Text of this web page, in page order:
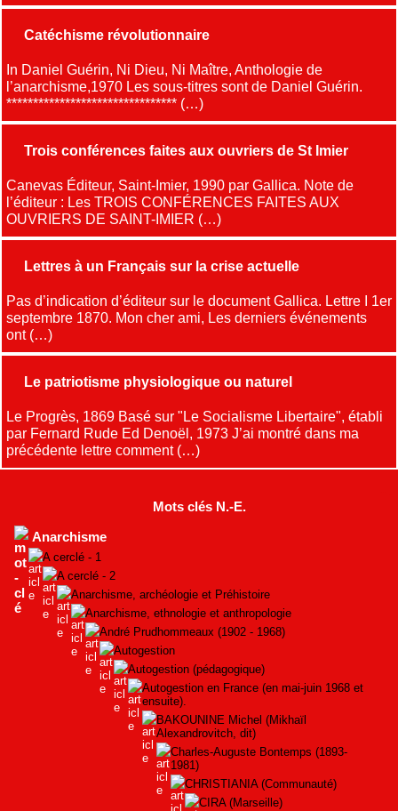
Catéchisme révolutionnaire
In Daniel Guérin, Ni Dieu, Ni Maître, Anthologie de
l’anarchisme,1970 Les sous-titres sont de Daniel Guérin.
******************************** (…)
Trois conférences faites aux ouvriers de St Imier
Canevas Éditeur, Saint-Imier, 1990 par Gallica. Note de
l’éditeur : Les TROIS CONFÉRENCES FAITES AUX
OUVRIERS DE SAINT-IMIER (…)
Lettres à un Français sur la crise actuelle
Pas d’indication d’éditeur sur le document Gallica. Lettre I 1er
septembre 1870. Mon cher ami, Les derniers événements
ont (…)
Le patriotisme physiologique ou naturel
Le Progrès, 1869 Basé sur "Le Socialisme Libertaire", établi
par Fernard Rude Ed Denoël, 1973 J’ai montré dans ma
précédente lettre comment (…)
Mots clés N.-E.
Anarchisme
A cerclé - 1
A cerclé - 2
Anarchisme, archéologie et Préhistoire
Anarchisme, ethnologie et anthropologie
André Prudhommeaux (1902 - 1968)
Autogestion
Autogestion (pédagogique)
Autogestion en France (en mai-juin 1968 et
ensuite).
BAKOUNINE Michel (Mikhaïl
Alexandrovitch, dit)
Charles-Auguste Bontemps (1893-
1981)
CHRISTIANIA (Communauté)
CIRA (Marseille)